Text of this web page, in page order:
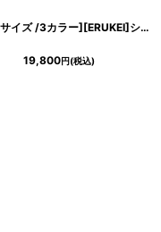
[ XS-Lサイズ /3カラー][ERUKEI]シャイニーサテン・シワ加工・ネックビジュー・シンプル・ノースリーブ・フレア・Aライン・ミニドレス・ワンピース[送料無料]
19,800円(税込)